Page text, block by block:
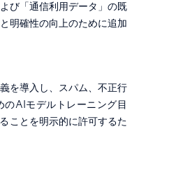
び「通信利用データ」の既
明確性の向上のために追加
を導入し、スパム、不正行
AIモデルトレーニング目
ことを明示的に許可するた